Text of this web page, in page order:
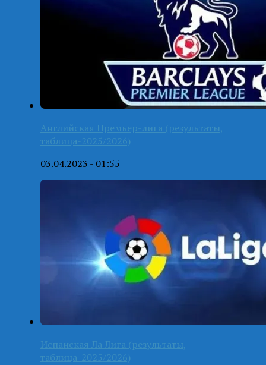
Английская Премьер-лига (результаты,
таблица-2025/2026)
03.04.2023 - 01:55
Испанская Ла Лига (результаты,
таблица-2025/2026)